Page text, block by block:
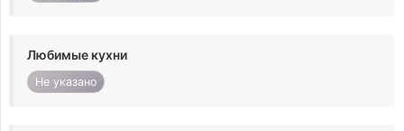
Любимые кухни
Не указано